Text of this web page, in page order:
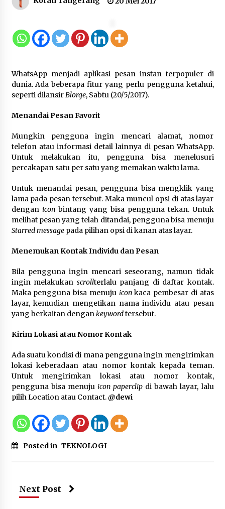
Barang dan Jasa pada BUMD
Halteng
Kemenkum Malut Ikuti ‘Pasti Ada
Solusi’, Menkum Dorong
7 Agustus 2026
Kemnaker Siapkan Regulasi
Ketenagakerjaan yang Selaras
Modern
7 Agustus 2026
Gebyar Lomba 17 Agustus RSUD
dengan Nuansa Kebersamaan
Pemanfaatan Limbah Galon Bekas,
Lapas Banjar Tanam 200 Pohon
Pangan
Tagihan Air Tanpa Pemakaian,
Terungkap Ada Transisi Panjang
Pengelolaan , Perumdam TKR
7 Agustus 2026
Sarana PAUD Diperkuat, Tangsel
WhatsApp menjadi aplikasi pesan instan terpopuler di
dunia. Ada beberapa fitur yang perlu pengguna ketahui,
seperti dilansirBlorge, Sabtu (20/5/2017).
Menandai Pesan Favorit
Mungkin pengguna ingin mencari alamat, nomor
telefon atau informasi detail lainnya di pesan WhatsApp.
Untuk melakukan itu, pengguna bisa menelusuri
percakapan satu per satu yang memakan waktu lama.
Untuk menandai pesan, pengguna bisa mengklik yang
lama pada pesan tersebut. Maka muncul opsi di atas layar
dengan icon bintang yang bisa pengguna tekan. Untuk
melihat pesan yang telah ditandai, pengguna bisa menuju
Starred message pada pilihan opsi di kanan atas layar.
Menemukan Kontak Individu dan Pesan
Bila pengguna ingin mencari seseorang, namun tidak
ingin melakukan scrollterlalu panjang di daftar kontak.
Maka pengguna bisa menuju iconkaca pembesar di atas
layar, kemudian mengetikan nama individu atau pesan
yang berkaitan dengankeywordtersebut.
Kirim Lokasi atau Nomor Kontak
Ada suatu kondisi di mana pengguna ingin mengirimkan
lokasi keberadaan atau nomor kontak kepada teman.
Untuk mengirimkan lokasi atau nomor kontak,
pengguna bisa menuju icon paperclip di bawah layar, lalu
pilih Location atau Contact.@dewi
Posted in TEKNOLOGI
Next Post